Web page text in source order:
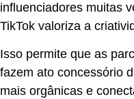
influenciadores muitas
TikTok valoriza a
Isso permite que as
fazem ato concessório
mais orgânicas e